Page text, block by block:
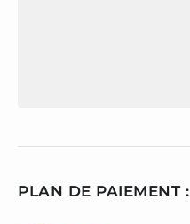
PLAN DE PAIEMENT :